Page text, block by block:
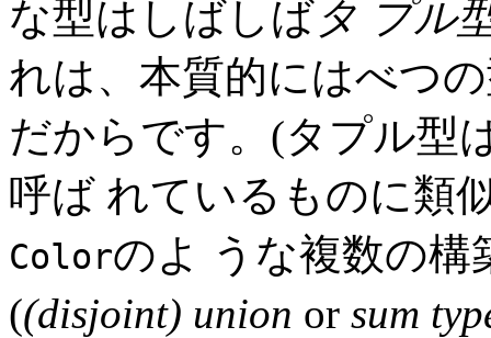
な型はしばしばタ プル
れは、本質的にはべつ
だからです。(タプル型
呼ば れているものに類
Colorのよ うな複数の構
((disjoint) union or sum